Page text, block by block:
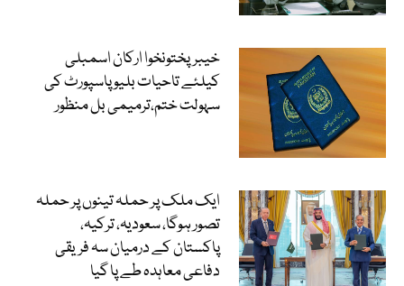
خیبرپختونخوا ارکان اسمبلی
کیلئے تاحیات بلیو پاسپورٹ کی
سہولت ختم،ترمیمی بل منظور
ایک ملک پر حملہ تینوں پر حملہ
تصور ہوگا، سعودیہ، ترکیہ،
پاکستان کے درمیان سہ فریقی
دفاعی معاہدہ طے پا گیا